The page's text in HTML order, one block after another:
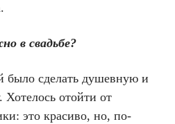
в свадьбе?
было сделать душевную и
Хотелось отойти от
это красиво, но, по-